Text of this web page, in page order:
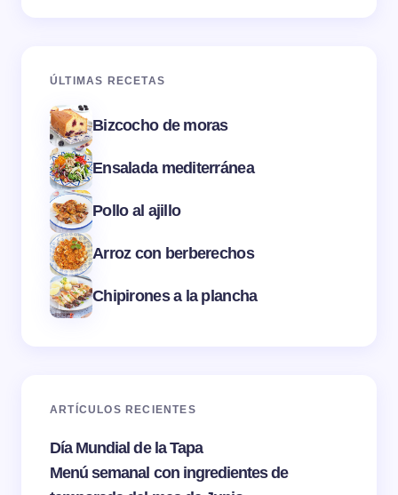
ÚLTIMAS RECETAS
Bizcocho de moras
Ensalada mediterránea
Pollo al ajillo
Arroz con berberechos
Chipirones a la plancha
ARTÍCULOS RECIENTES
Día Mundial de la Tapa
Menú semanal con ingredientes de